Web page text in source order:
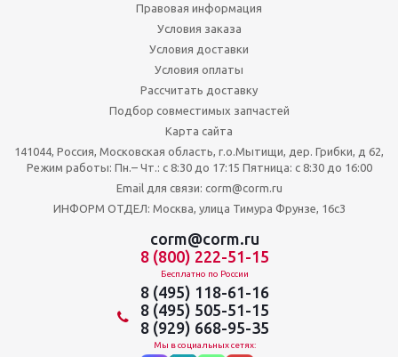
Правовая информация
Условия заказа
Условия доставки
Условия оплаты
Рассчитать доставку
Подбор совместимых запчастей
Карта сайта
141044, Россия, Московская область, г.о.Мытищи, дер. Грибки, д 62,
Режим работы: Пн.– Чт.: с 8:30 до 17:15 Пятница: c 8:30 до 16:00
Email для связи: corm@corm.ru
ИНФОРМ ОТДЕЛ: Москва, улица Тимура Фрунзе, 16с3
corm@corm.ru
8 (800) 222-51-15
Бесплатно по России
8 (495) 118-61-16
8 (495) 505-51-15
8 (929) 668-95-35
Мы в социальных сетях: